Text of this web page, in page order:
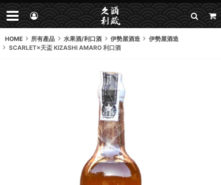
HOME 所有產品 水果酒/利口酒 伊勢屋酒造
伊勢屋酒造
SCARLET×天盃 KIZASHI AMARO 利口酒